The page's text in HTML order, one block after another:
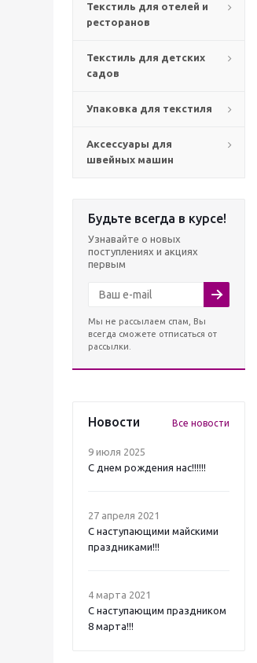
Текстиль для отелей и
ресторанов
Текстиль для детских
садов
Упаковка для текстиля
Аксессуары для
швейных машин
Будьте всегда в курсе!
Узнавайте о новых
поступлениях и акциях
первым
Мы не рассылаем спам, Вы
всегда сможете отписаться от
рассылки.
Новости Все новости
9 июля 2025
С днем рождения нас!!!!!!
27 апреля 2021
C наступающими майскими
праздниками!!!
4 марта 2021
C наступающим праздником
8 марта!!!